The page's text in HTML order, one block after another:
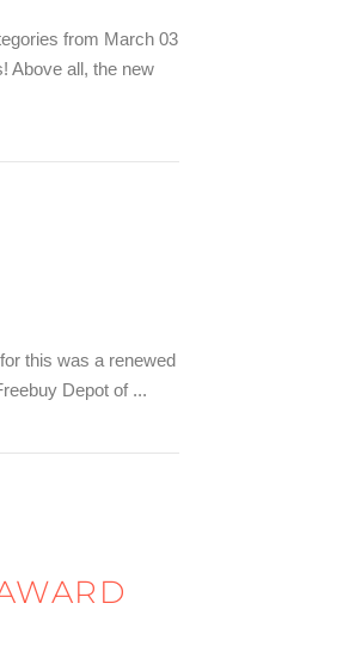
from March 03
Above all, the new
this was a renewed
Depot of ...